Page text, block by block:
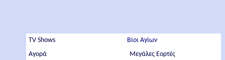
TV Shows
Αγορά
Βίοι Αγίων
Μεγάλες Εορτές